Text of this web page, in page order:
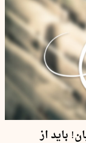
باید از